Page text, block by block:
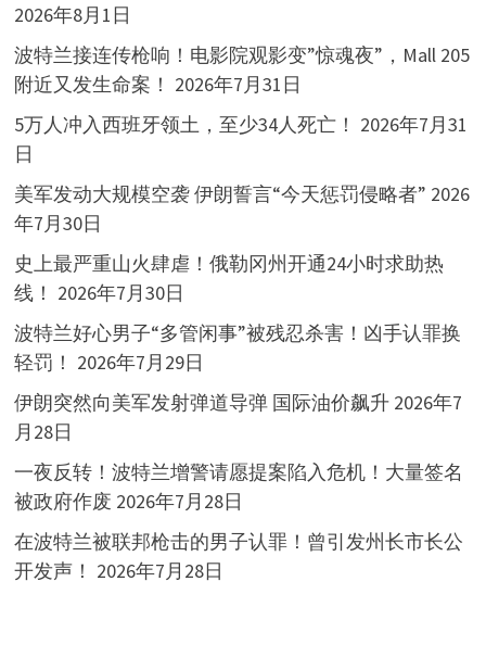
2026年8月1日
波特兰接连传枪响！电影院观影变”惊魂夜”，Mall 205
附近又发生命案！ 2026年7月31日
5万人冲入西班牙领土，至少34人死亡！ 2026年7月31
日
美军发动大规模空袭 伊朗誓言“今天惩罚侵略者” 2026
年7月30日
史上最严重山火肆虐！俄勒冈州开通24小时求助热
线！ 2026年7月30日
波特兰好心男子“多管闲事”被残忍杀害！凶手认罪换
轻罚！ 2026年7月29日
伊朗突然向美军发射弹道导弹 国际油价飙升 2026年7
月28日
一夜反转！波特兰增警请愿提案陷入危机！大量签名
被政府作废 2026年7月28日
在波特兰被联邦枪击的男子认罪！曾引发州长市长公
开发声！ 2026年7月28日